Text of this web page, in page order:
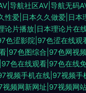
导航社区AV|导航无码
性爱|日本久久做爱|日本
论片播放|日本理论片在
色涩影院|97色涩在线观
|97色图综合|97色网视
色在线观看|97色在线
视频手机在线|97视频
频网新网址|97视频网